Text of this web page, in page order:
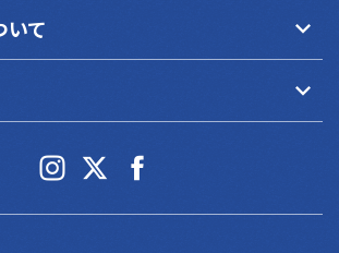
いて keyboard_arrow_down
keyboard_arrow_down